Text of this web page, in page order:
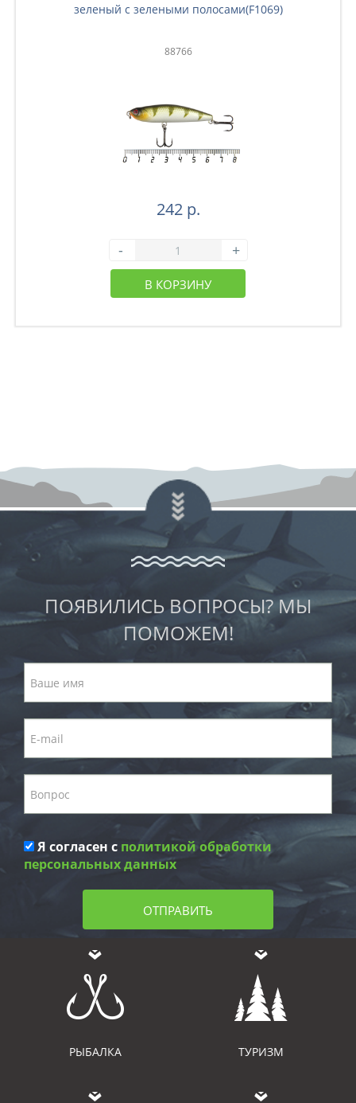
зеленый с зелеными полосами(F1069)
88766
242 р.
- +
В КОРЗИНУ
ПОЯВИЛИСЬ ВОПРОСЫ? МЫ
ПОМОЖЕМ!
Я согласен с политикой обработки
персональных данных
ОТПРАВИТЬ
РЫБАЛКА ТУРИЗМ